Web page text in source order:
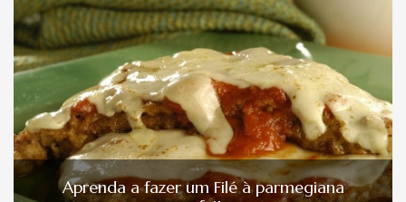
Aprenda a fazer um Filé à parmegiana